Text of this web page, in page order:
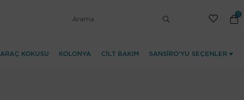
0
ARAÇ KOKUSU KOLONYA CİLT BAKIM SANSİRO'YU SEÇENLER ♥